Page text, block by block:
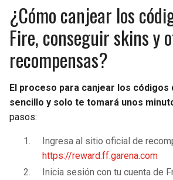
¿Cómo canjear los
Fire, conseguir skins y
recompensas?
El proceso para canjear los códigos
sencillo y solo te tomará unos
pasos:
Ingresa al sitio oficial de
https://reward.ff.garena.com
Inicia sesión con tu cuenta de